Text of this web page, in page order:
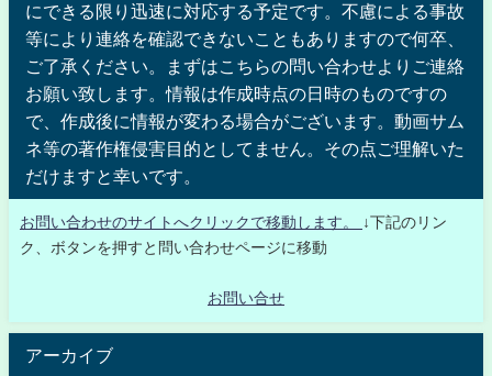
にできる限り迅速に対応する予定です。不慮による事故
等により連絡を確認できないこともありますので何卒、
ご了承ください。まずはこちらの問い合わせよりご連絡
お願い致します。情報は作成時点の日時のものですの
で、作成後に情報が変わる場合がございます。動画サム
ネ等の著作権侵害目的としてません。その点ご理解いた
だけますと幸いです。
お問い合わせのサイトへクリックで移動します。
↓下記のリン
ク、ボタンを押すと問い合わせページに移動
お問い合せ
アーカイブ